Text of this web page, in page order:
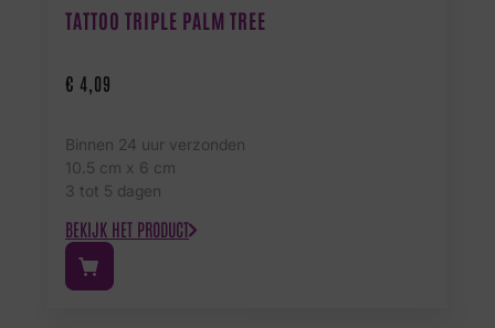
TATTOO TRIPLE PALM TREE
€ 4,09
Binnen 24 uur verzonden
10.5 cm x 6 cm
3 tot 5 dagen
BEKIJK HET PRODUCT